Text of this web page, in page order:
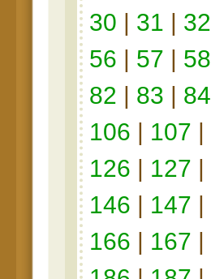
30 | 31 | 32
56 | 57 | 58
82 | 83 | 84
106 | 107 |
126 | 127 |
146 | 147 |
166 | 167 |